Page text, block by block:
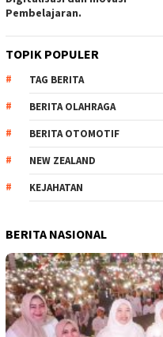
Pembelajaran.
TOPIK POPULER
TAG BERITA
BERITA OLAHRAGA
BERITA OTOMOTIF
NEW ZEALAND
KEJAHATAN
BERITA NASIONAL